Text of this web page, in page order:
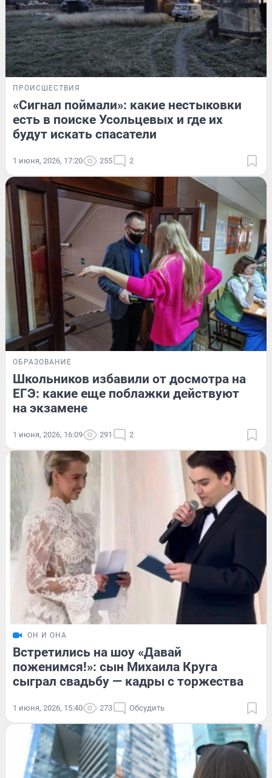
ПРОИСШЕСТВИЯ
«Сигнал поймали»: какие нестыковки
есть в поиске Усольцевых и где их
будут искать спасатели
1 июня, 2026, 17:20 255 2
ОБРАЗОВАНИЕ
Школьников избавили от досмотра на
ЕГЭ: какие еще поблажки действуют
на экзамене
1 июня, 2026, 16:09 291 2
ОН И ОНА
Встретились на шоу «Давай
поженимся!»: сын Михаила Круга
сыграл свадьбу — кадры с торжества
1 июня, 2026, 15:40 273 Обсудить